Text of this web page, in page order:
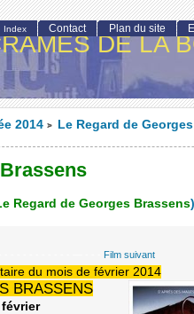
DE LA
2014 > Le Regard de
Regard de Georges Brassens)
Film suivant
du mois de février 2014
BRASSENS
février
Index Contact Plan du site